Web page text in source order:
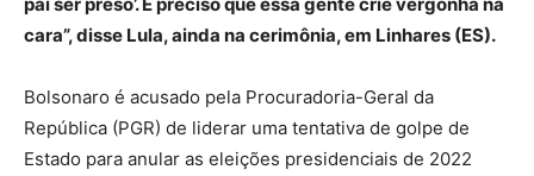
cara”, disse Lula, ainda na cerimônia, em Linhares (ES).
Bolsonaro é acusado pela Procuradoria-Geral da
República (PGR) de liderar uma tentativa de golpe de
Estado para anular as eleições presidenciais de 2022